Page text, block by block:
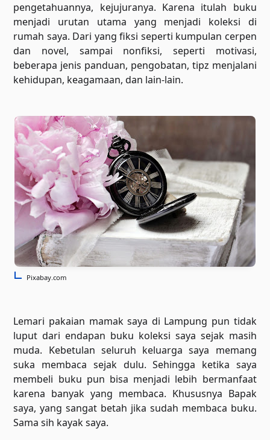
pengetahuannya, kejujuranya. Karena itulah buku
menjadi urutan utama yang menjadi koleksi di
rumah saya. Dari yang fiksi seperti kumpulan cerpen
dan novel, sampai nonfiksi, seperti motivasi,
beberapa jenis panduan, pengobatan, tipz menjalani
kehidupan, keagamaan, dan lain-lain.
Pixabay.com
Lemari pakaian mamak saya di Lampung pun tidak
luput dari endapan buku koleksi saya sejak masih
muda. Kebetulan seluruh keluarga saya memang
suka membaca sejak dulu. Sehingga ketika saya
membeli buku pun bisa menjadi lebih bermanfaat
karena banyak yang membaca. Khususnya Bapak
saya, yang sangat betah jika sudah membaca buku.
Sama sih kayak saya.